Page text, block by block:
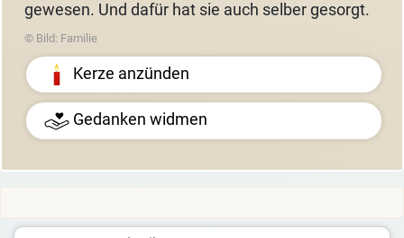
gewesen. Und dafür hat sie auch selber gesorgt.
© Bild: Familie
Kerze anzünden
Gedanken widmen